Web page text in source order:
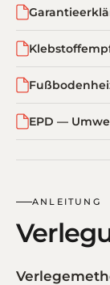
EPD —
ANLEITUNG